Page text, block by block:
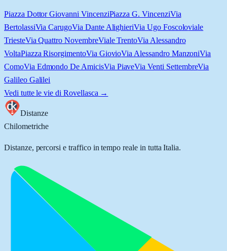
Piazza Dottor Giovanni VincenziPiazza G. VincenziVia
BertolassiVia CarugoVia Dante AlighieriVia Ugo Foscoloviale
TriesteVia Quattro NovembreViale TrentoVia Alessandro
VoltaPiazza RisorgimentoVia GiovioVia Alessandro ManzoniVia
ComoVia Edmondo De AmicisVia PiaveVia Venti SettembreVia
Galileo Galilei
Vedi tutte le vie di Rovellasca →
Distanze
Chilometriche
Distanze, percorsi e traffico in tempo reale in tutta Italia.